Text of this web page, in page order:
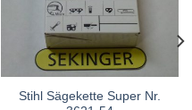
Stihl Sägekette Super Nr.